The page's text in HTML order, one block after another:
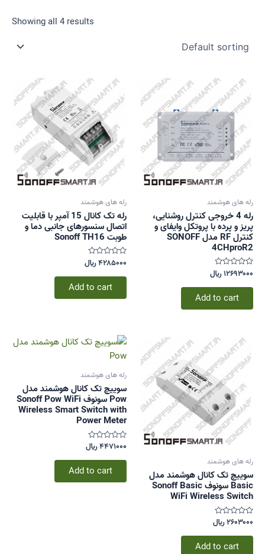
Showing all 4 results
رله های هوشمند
رله 4 خروجی کنترل روشنایی،
پریز و پرده با پروتکل وایفای و
کنترل RF مدل SONOFF
4CHproR2
Rated
out
۱۲۶۹۳۰۰۰﷼
Add to cart
رله های هوشمند
رله تک کانال 15 آمپر با قابلیت
اتصال سنسورهای جانبی دما و
طوبت Sonoff TH16
Rated
out
۴۲۸۵۰۰۰﷼
Add to cart
رله های هوشمند
سوییچ تک کانال هوشمند مدل
Basic سونوف Sonoff Basic
WiFi Wireless Switch
Rated
out
۲۶۰۳۰۰۰﷼
Add to cart
رله های هوشمند
سوییچ تک کانال هوشمند مدل
Pow سونوف Sonoff Pow WiFi
Wireless Smart Switch with
Power Meter
Rated
out
۴۴۷۱۰۰۰﷼
Add to cart